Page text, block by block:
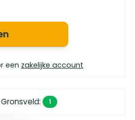
een zakelijke account
: 1